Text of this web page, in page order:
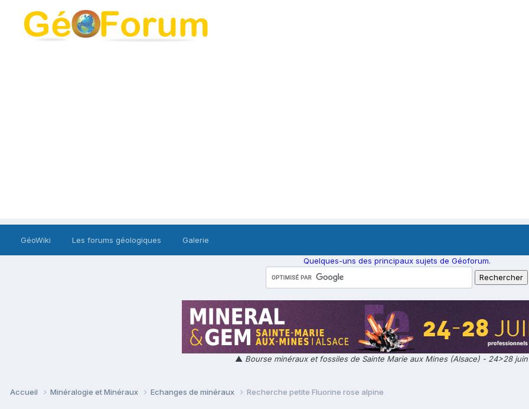
GéoWiki Les forums géologiques Galerie
Quelques-uns des principaux sujets de Géoforum.
▲ Bourse minéraux et fossiles de Sainte Marie aux Mines (Alsace) - 24>28
Accueil Minéralogie et Minéraux Echanges de minéraux Recherche petite Fluorine rose alpine